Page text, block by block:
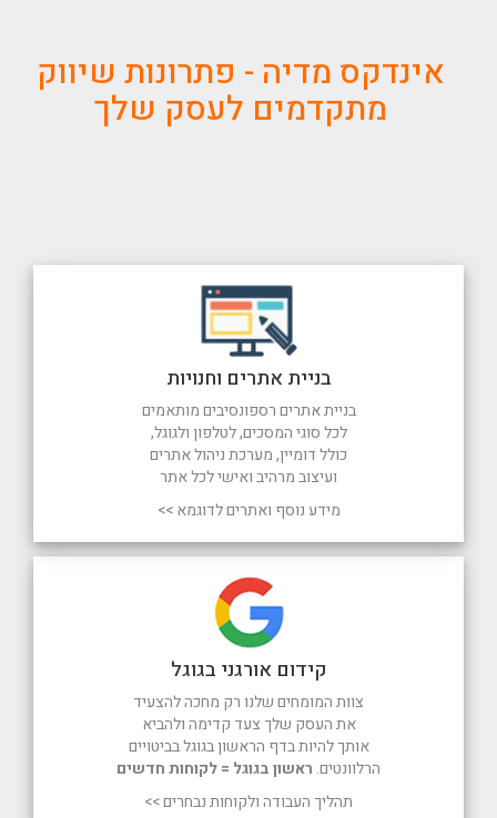
אינדקס מדיה - פתרונות שיווק
מתקדמים לעסק שלך
קידום אורגני בגוגל
צוות המומחים שלנו רק מחכה להצעיד
את העסק שלך צעד קדימה ולהביא
אותך להיות בדף הראשון בגוגל בביטויים
הרלוונטים. ראשון בגוגל = לקוחות חדשים
תהליך העבודה ולקוחות נבחרים >>
בניית אתרים וחנויות
בניית אתרים רספונסיבים מותאמים
לכל סוגי המסכים, לטלפון ולגוגל,
כולל דומיין, מערכת ניהול אתרים
ועיצוב מרהיב ואישי לכל אתר
מידע נוסף ואתרים לדוגמא >>